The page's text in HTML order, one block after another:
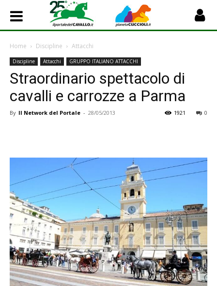
Home Discipline Attacchi
Discipline Attacchi GRUPPO ITALIANO ATTACCHI
Straordinario spettacolo di
cavalli e carrozze a Parma
By Il Network del Portale - 28/05/2013 0
1921